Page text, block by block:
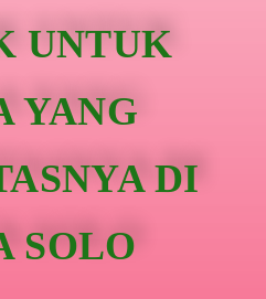
UNTUK
YANG
DI
SOLO